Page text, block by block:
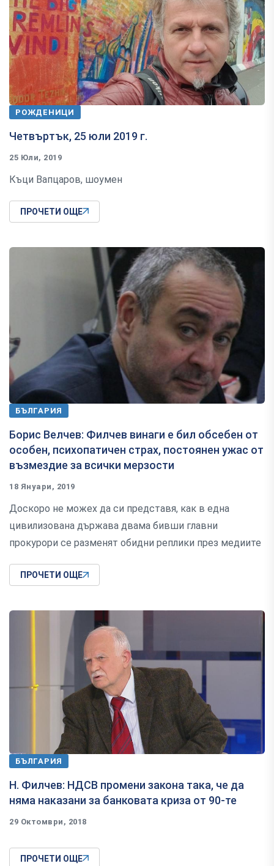
РОЖДЕНИЦИ
Четвъртък, 25 юли 2019 г.
25 Юли, 2019
Къци Вапцаров, шоумен
ПРОЧЕТИ ОЩЕ
БЪЛГАРИЯ
Борис Велчев: Филчев винаги е бил обсебен от
особен, психопатичен страх, постоянен ужас от
възмездие за всички мерзости
18 Януари, 2019
Доскоро не можех да си представя, как в една
цивилизована държава двама бивши главни
прокурори се разменят обидни реплики през медиите
ПРОЧЕТИ ОЩЕ
БЪЛГАРИЯ
Н. Филчев: НДСВ промени закона така, че да
няма наказани за банковата криза от 90-те
29 Октомври, 2018
ПРОЧЕТИ ОЩЕ